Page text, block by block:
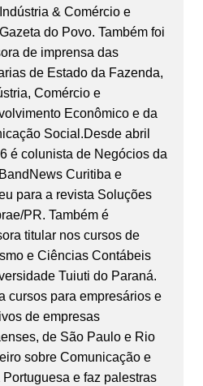
& Comércio e
do Povo. Também foi
de imprensa das
de Estado da Fazenda,
Comércio e
Econômico e da
Social.Desde abril
é colunista de Negócios da
Curitiba e
para a revista Soluções
PR. Também é
titular nos cursos de
e Ciências Contábeis
Tuiuti do Paraná.
cursos para empresários e
de empresas
de São Paulo e Rio
sobre Comunicação e
Portuguesa e faz palestras